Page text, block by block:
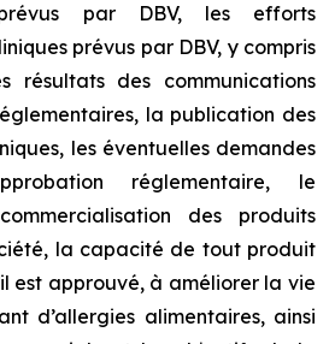
par DBV, les efforts
prévus par DBV, y compris
résultats des communications
la publication des
les éventuelles demandes
réglementaire, le
des produits
la capacité de tout produit
est approuvé, à améliorer la vie
d’allergies alimentaires, ainsi